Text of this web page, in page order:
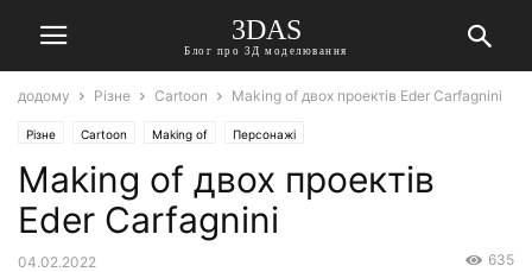
3DAS
Блог про 3Д моделювання
додому Різне Cartoon Making of двох проектів Eder Carfagnini
Різне Cartoon Making of Персонажі
Making of двох проектів
Eder Carfagnini
04.02.2022 635